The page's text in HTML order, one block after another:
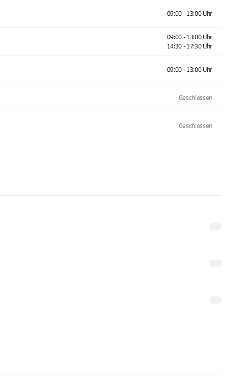
09:00 - 13:00 Uhr
09:00 - 13:00 Uhr
14:30 - 17:30 Uhr
09:00 - 13:00 Uhr
Geschlossen
Geschlossen